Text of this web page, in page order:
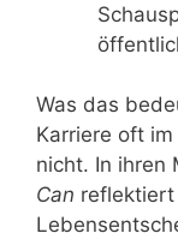
Was das
Karriere oft
nicht. In ihren
Can